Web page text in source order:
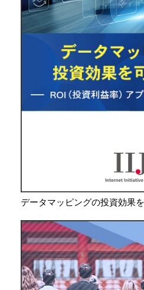
データマッピングの投資効果